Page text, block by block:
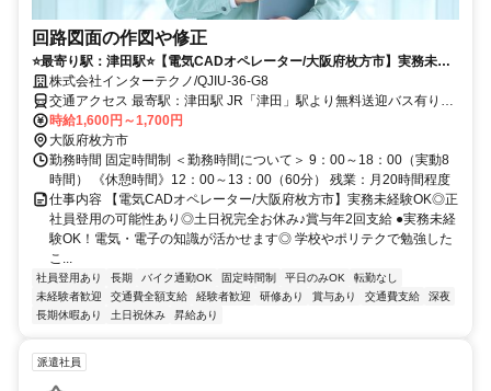
回路図面の作図や修正
⭐️最寄り駅：津田駅⭐️【電気CADオペレーター/大阪府枚方市】実務未経
験OK◎正社員登用の可能性あり◎土日祝完全お休み♪賞与年2回支給
株式会社インターテクノ/QJIU-36-G8
交通アクセス 最寄駅：津田駅 JR「津田」駅より無料送迎バス有り◎
＜車・バイク通勤OK★＞専用駐車場有り！
時給1,600円～1,700円
大阪府枚方市
勤務時間 固定時間制 ＜勤務時間について＞ 9：00～18：00（実動8
時間） 《休憩時間》12：00～13：00（60分） 残業：月20時間程度
仕事内容 【電気CADオペレーター/大阪府枚方市】実務未経験OK◎正
社員登用の可能性あり◎土日祝完全お休み♪賞与年2回支給 ●実務未経
験OK！電気・電子の知識が活かせます◎ 学校やポリテクで勉強した
こ...
社員登用あり 長期 バイク通勤OK 固定時間制 平日のみOK
転勤なし
未経験者歓迎
交通費全額支給 経験者歓迎 研修あり 賞与あり 交通費支給
深夜
長期休暇あり
土日祝休み 昇給あり
派遣社員